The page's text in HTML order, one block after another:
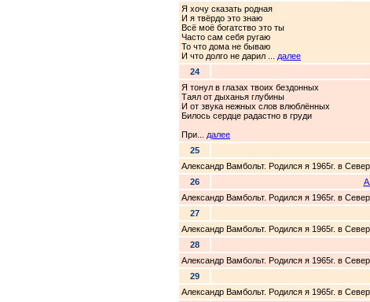
Я хочу сказать родная
И я твёрдо это знаю
Всё моё богатство это ты
Часто сам себя ругаю
То что дома не бываю
И что долго не дарил ... далее
24
Я тонул в глазах твоих бездонных
Таял от дыханья глубины
И от звука нежных слов влюблённых
Билось сердце радастно в груди
При... далее
25
Александр Вамбольт. Родился я 1965г. в
26
Александр Вамбольт. Родился я 1965г. в
27
Александр Вамбольт. Родился я 1965г. в
28
Александр Вамбольт. Родился я 1965г. в
29
Александр Вамбольт. Родился я 1965г. в